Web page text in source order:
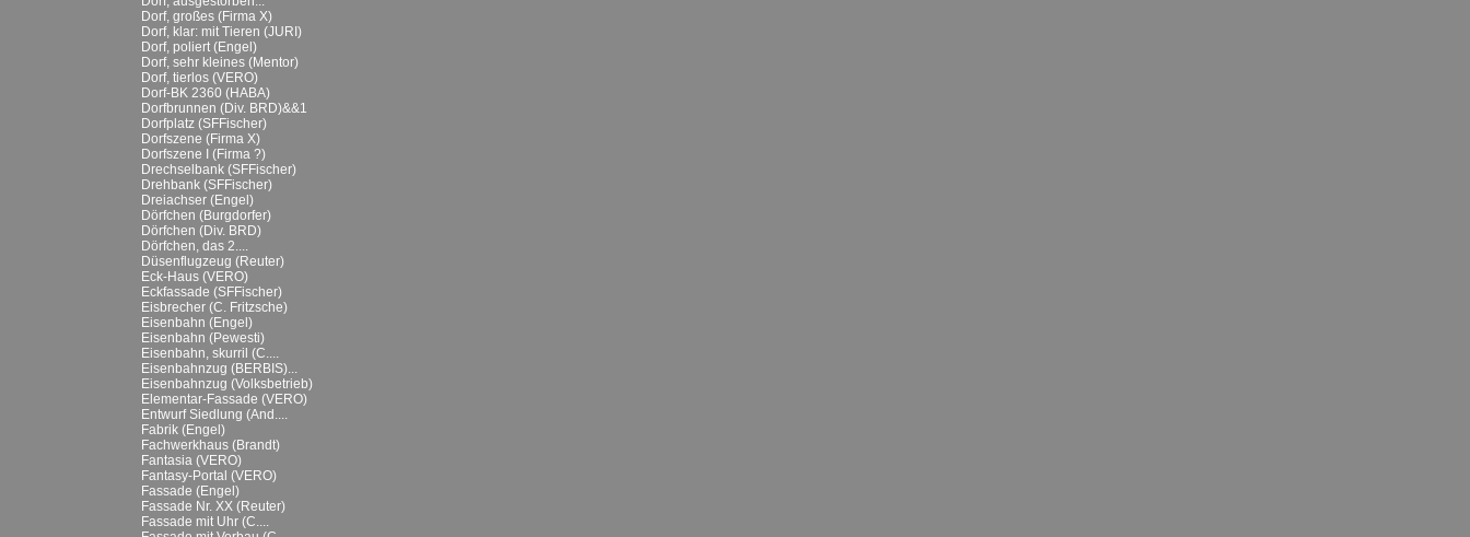
Dorf, großes (Firma X)
Dorf, klar: mit Tieren (JURI)
Dorf, poliert (Engel)
Dorf, sehr kleines (Mentor)
Dorf, tierlos (VERO)
Dorf-BK 2360 (HABA)
Dorfbrunnen (Div. BRD)&&1
Dorfplatz (SFFischer)
Dorfszene (Firma X)
Dorfszene I (Firma ?)
Drechselbank (SFFischer)
Drehbank (SFFischer)
Dreiachser (Engel)
Dörfchen (Burgdorfer)
Dörfchen (Div. BRD)
Dörfchen, das 2....
Düsenflugzeug (Reuter)
Eck-Haus (VERO)
Eckfassade (SFFischer)
Eisbrecher (C. Fritzsche)
Eisenbahn (Engel)
Eisenbahn (Pewesti)
Eisenbahn, skurril (C....
Eisenbahnzug (BERBIS)...
Eisenbahnzug (Volksbetrieb)
Elementar-Fassade (VERO)
Entwurf Siedlung (And....
Fabrik (Engel)
Fachwerkhaus (Brandt)
Fantasia (VERO)
Fantasy-Portal (VERO)
Fassade (Engel)
Fassade Nr. XX (Reuter)
Fassade mit Uhr (C....